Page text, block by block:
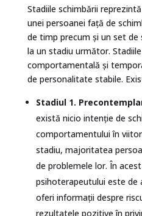
Stadiile schimbării
unei persoanei față de
de timp precum și un set de
la un stadiu următor.
comportamentală și
de personalitate stabile.
Stadiul 1.
există nicio intenție de
comportamentului în
stadiu, majoritatea
de problemele lor. În
psihoterapeutului este de
oferi informații despre
rezultatele pozitive în